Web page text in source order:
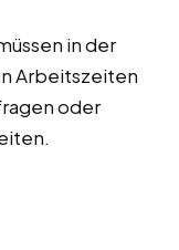
in der
Arbeitszeiten
oder